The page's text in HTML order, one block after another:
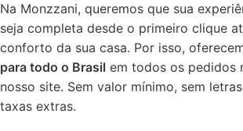
Na Monzzani, queremos que sua
seja completa desde o primeiro clique
conforto da sua casa. Por isso,
para todo o Brasil em todos os pedidos
nosso site. Sem valor mínimo, sem
taxas extras.